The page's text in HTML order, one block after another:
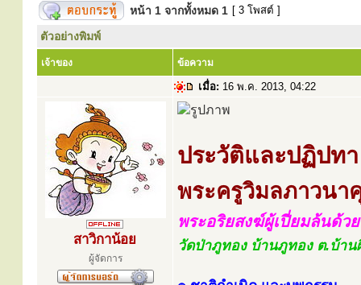
หน้า 1 จากทั้งหมด 1 [ 3 โพสต์ ]
ตัวอย่างพิมพ์
เจ้าของ ข้อความ
เมื่อ: 16 พ.ค. 2013, 04:22
สาวิกาน้อย
ผู้จัดการ
ประวัติและปฏิปทา
พระครูวิมลภาวน
พระอริยสงฆ์ผู้เปี่ยมล้นด้ว
วัดป่าภูทอง บ้านภูทอง ต.บ้า